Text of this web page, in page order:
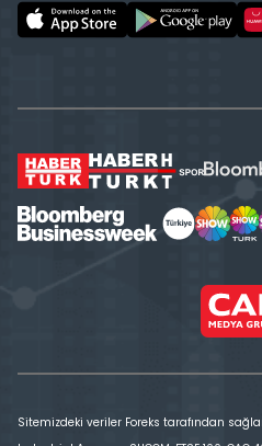
Sitemizdeki veriler Foreks tarafından